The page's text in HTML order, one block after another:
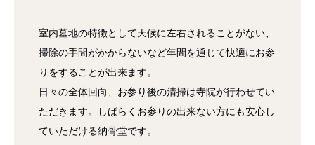
室内墓地の特徴として天候に左右されることがない、
掃除の手間がかからないなど年間を通じて快適にお参
りをすることが出来ます。
日々の全体回向、お参り後の清掃は寺院が行わせてい
ただきます。しばらくお参りの出来ない方にも安心し
ていただける納骨堂です。